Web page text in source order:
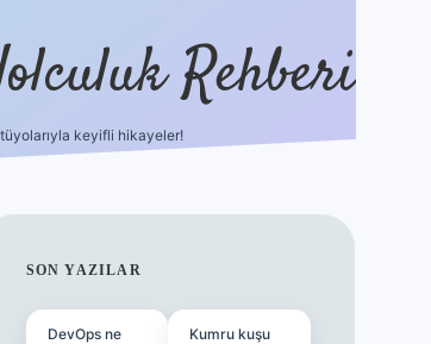
Rehberi
keyifli hikayeler!
SIDEBAR
SON YAZILAR
DevOps ne
Kumru kuşu
grandoperabet